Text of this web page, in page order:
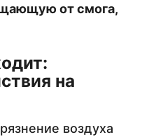
от смога,
на
воздуха